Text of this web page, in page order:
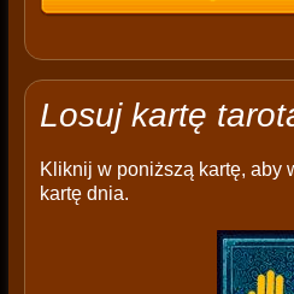
Losuj kartę
Kliknij w poniższą kartę, aby
kartę dnia.